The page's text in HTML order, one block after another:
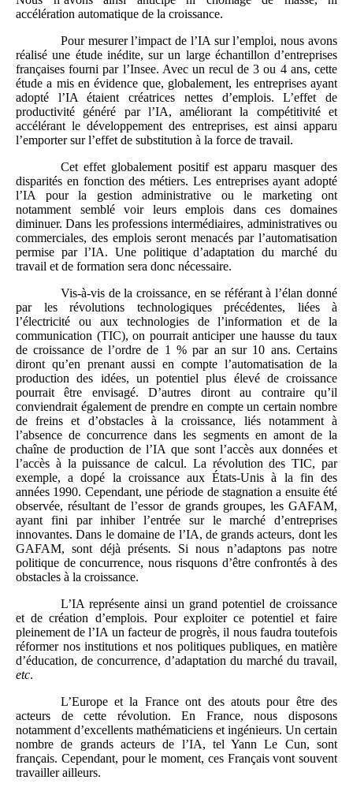
accélération automatique de la croissance.
Pour mesurer l’impact de l’IA sur l’emploi, nous avons
réalisé une étude inédite, sur un large échantillon d’entreprises
françaises fourni par l’Insee. Avec un recul de 3 ou 4 ans, cette
étude a mis en évidence que, globalement, les entreprises ayant
adopté l’IA étaient créatrices nettes d’emplois. L’effet de
productivité généré par l’IA, améliorant la compétitivité et
accélérant le développement des entreprises, est ainsi apparu
l’emporter sur l’effet de substitution à la force de travail.
Cet effet globalement positif est apparu masquer des
disparités en fonction des métiers. Les entreprises ayant adopté
l’IA pour la gestion administrative ou le marketing ont
notamment semblé voir leurs emplois dans ces domaines
diminuer. Dans les professions intermédiaires, administratives ou
commerciales, des emplois seront menacés par l’automatisation
permise par l’IA. Une politique d’adaptation du marché du
travail et de formation sera donc nécessaire.
Vis‑à‑vis de la croissance, en se référant à l’élan donné
par les révolutions technologiques précédentes, liées à
l’électricité ou aux technologies de l’information et de la
communication (TIC), on pourrait anticiper une hausse du taux
de croissance de l’ordre de 1 % par an sur 10 ans. Certains
diront qu’en prenant aussi en compte l’automatisation de la
production des idées, un potentiel plus élevé de croissance
pourrait être envisagé. D’autres diront au contraire qu’il
conviendrait également de prendre en compte un certain nombre
de freins et d’obstacles à la croissance, liés notamment à
l’absence de concurrence dans les segments en amont de la
chaîne de production de l’IA que sont l’accès aux données et
l’accès à la puissance de calcul. La révolution des TIC, par
exemple, a dopé la croissance aux États‑Unis à la fin des
années 1990. Cependant, une période de stagnation a ensuite été
observée, résultant de l’essor de grands groupes, les GAFAM,
ayant fini par inhiber l’entrée sur le marché d’entreprises
innovantes. Dans le domaine de l’IA, de grands acteurs, dont les
GAFAM, sont déjà présents. Si nous n’adaptons pas notre
politique de concurrence, nous risquons d’être confrontés à des
obstacles à la croissance.
L’IA représente ainsi un grand potentiel de croissance
et de création d’emplois. Pour exploiter ce potentiel et faire
pleinement de l’IA un facteur de progrès, il nous faudra toutefois
réformer nos institutions et nos politiques publiques, en matière
d’éducation, de concurrence, d’adaptation du marché du travail,
etc.
L’Europe et la France ont des atouts pour être des
acteurs de cette révolution. En France, nous disposons
notamment d’excellents mathématiciens et ingénieurs. Un certain
nombre de grands acteurs de l’IA, tel Yann Le Cun, sont
français. Cependant, pour le moment, ces Français vont souvent
travailler ailleurs.